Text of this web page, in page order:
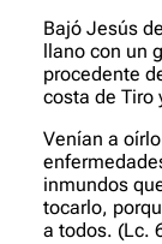
Bajó Jesús
llano con un
procedente
costa de Tiro
Venían a
inmundos
tocarlo,
a todos. (Lc.